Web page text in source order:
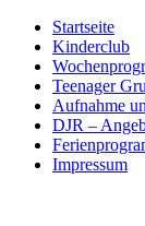
Skip
content
Startseite
Kinderclub
Teenager
Aufnahme
DJR –
Impressum